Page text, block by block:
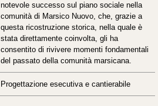
notevole successo sul piano sociale nella
comunità di Marsico Nuovo, che, grazie a
questa ricostruzione storica, nella quale è
stata direttamente coinvolta, gli ha
consentito di rivivere momenti fondamentali
del passato della comunità marsicana.
Progettazione esecutiva e cantierabile